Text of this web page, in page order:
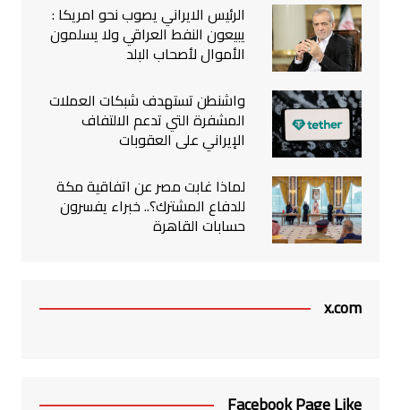
الرئيس الايراني يصوب نحو امريكا :
يبيعون النفط العراقي ولا يسلمون
الأموال لأصحاب البلد
واشنطن تستهدف شبكات العملات
المشفرة التي تدعم الالتفاف
الإيراني على العقوبات
لماذا غابت مصر عن اتفاقية مكة
للدفاع المشترك؟.. خبراء يفسرون
حسابات القاهرة
x.com